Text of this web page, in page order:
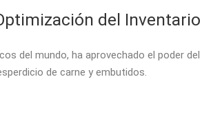
del Inventario
del mundo, ha aprovechado el poder del
de carne y embutidos.